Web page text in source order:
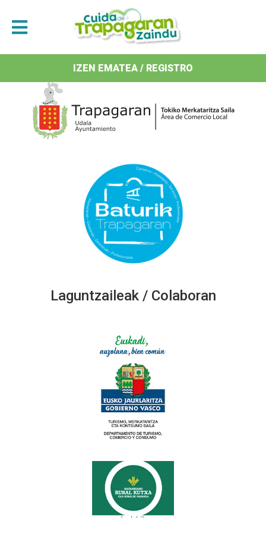
Antolatzaileak / Organizan
Laguntzaileak / Colaboran
IZEN EMATEA / REGISTRO